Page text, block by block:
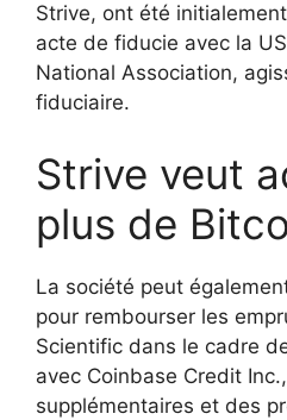
Strive, ont été
acte de fiducie avec la
National Association,
fiduciaire.
Strive veut
plus de
La société peut
pour rembourser les
Scientific dans le cadre
avec Coinbase Credit
supplémentaires et des